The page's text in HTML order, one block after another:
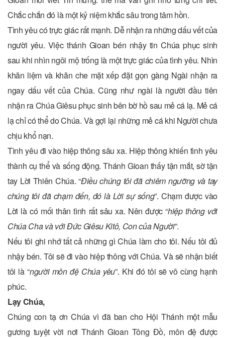
Chắc chắn đó là một kỷ niệm khắc sâu trong tâm hồn.
Tình yêu có trực giác rất mạnh. Dễ nhận ra những dấu vết của
người yêu. Việc thánh Gioan bén nhậy tin Chúa phục sinh
sau khi nhìn ngôi mộ trống là một trực giác của tình yêu. Nhìn
khăn liệm và khăn che mặt xếp đặt gọn gàng Ngài nhận ra
ngay dấu vết của Chúa. Cũng như ngài là người đầu tiên
nhận ra Chúa Giêsu phục sinh bên bờ hồ sau mẻ cá lạ. Mẻ cá
lạ chỉ có thể do Chúa. Và gợi lại những mẻ cá khi Người chưa
chịu khổ nạn.
Tình yêu đi vào hiệp thông sâu xa. Hiệp thông khiến tình yêu
thành cụ thể và sống động. Thánh Gioan thấy tận mắt, sờ tận
tay Lời Thiên Chúa. “Điều chúng tôi đã chiêm ngưỡng và tay
chúng tôi đã chạm đến, đó là Lời sự sống”. Chạm được vào
Lời là có mối thân tình rất sâu xa. Nên được “hiệp thông với
Chúa Cha và với Đức Giêsu Kitô, Con của Người”.
Nếu tôi ghi nhớ tất cả những gì Chúa làm cho tôi. Nếu tôi đủ
nhậy bén. Tôi sẽ đi vào hiệp thông với Chúa. Và sẽ nhận biết
tôi là “người môn đệ Chúa yêu”. Khi đó tôi sẽ vô cùng hạnh
phúc.
Lạy Chúa,
Chúng con tạ ơn Chúa vì đã ban cho Hội Thánh một mẫu
gương tuyệt vời nơi Thánh Gioan Tông Đồ, môn đệ được